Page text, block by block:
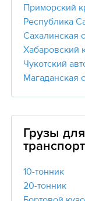
Приморский
Республика
Сахалинская
Хабаровский
Чукотский
Магаданская
Грузы
10-тонник
20-тонник